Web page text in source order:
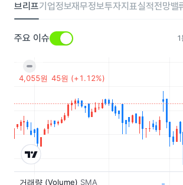
브리프기업정보재무정보투자지표실적전망밸
주요 이슈 1